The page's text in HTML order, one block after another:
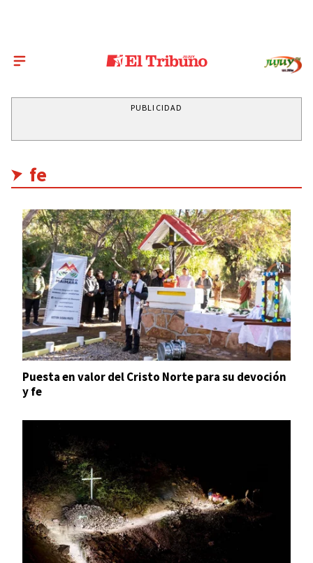
PUBLICIDAD
fe
Puesta en valor del Cristo Norte para su devoción
y fe